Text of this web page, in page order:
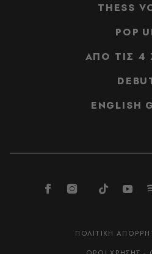
THESS
POP
ΑΠΟ ΤΙΣ 4
ENGLISH
ΠΟΛΙΤΙΚΗ